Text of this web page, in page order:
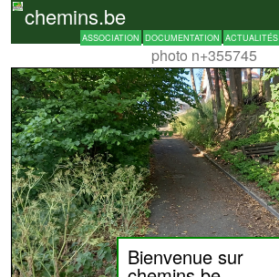
chemins.be
ASSOCIATION DOCUMENTATION ACTUALITÉS
photo n+355745
Bienvenue sur